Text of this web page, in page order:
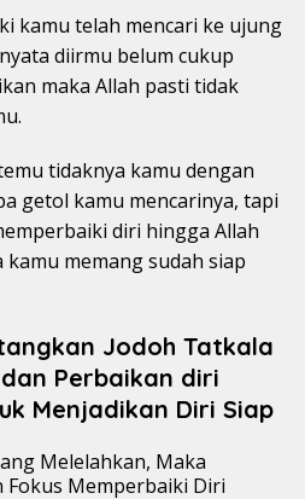
kamu telah mencari ke ujung
diirmu belum cukup
maka Allah pasti tidak
tidaknya kamu dengan
getol kamu mencarinya, tapi
diri hingga Allah
memang sudah siap
Jodoh Tatkala
Perbaikan diri
Menjadikan Diri Siap